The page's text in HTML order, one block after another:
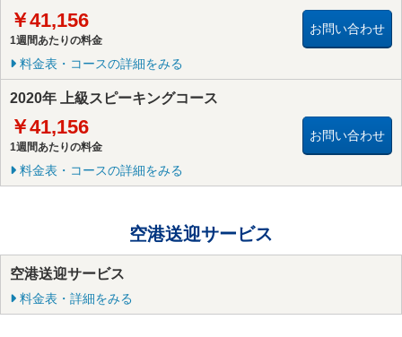
￥41,156
1週間あたりの料金
お問い合わせ
料金表・コースの詳細をみる
2020年 上級スピーキングコース
￥41,156
1週間あたりの料金
お問い合わせ
料金表・コースの詳細をみる
空港送迎サービス
空港送迎サービス
料金表・詳細をみる